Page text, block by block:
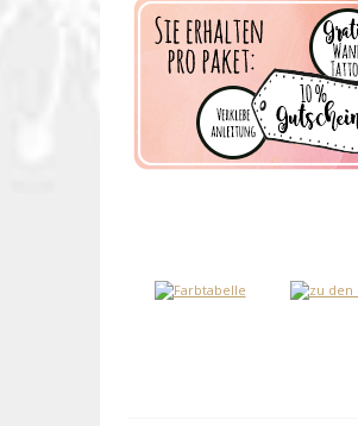
Produktnummer:
Verfügbarkeit: Auf Lager
Lieferzeit: Die Lieferzeit beträgt 1-2
Werktage